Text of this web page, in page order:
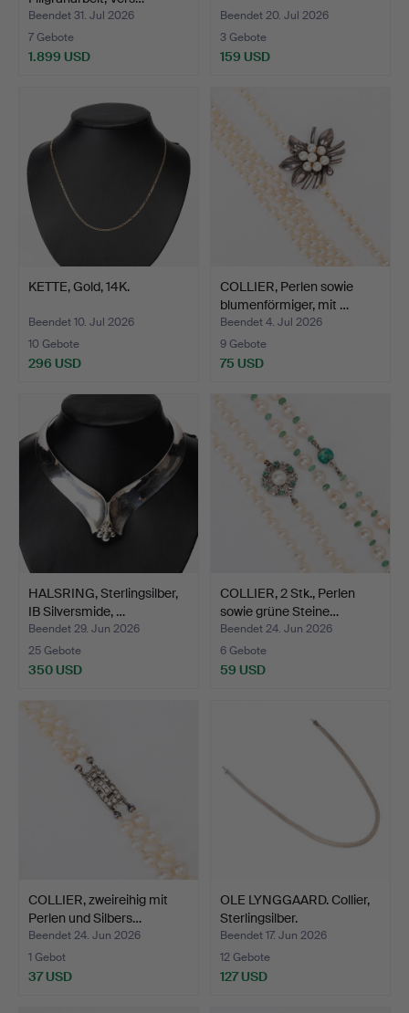
Beendet 31. Jul 2026
7 Gebote
1.899 USD
Beendet 20. Jul 2026
3 Gebote
159 USD
KETTE, Gold, 14K.
Beendet 10. Jul 2026
10 Gebote
296 USD
COLLIER, Perlen sowie
blumenförmiger, mit …
Beendet 4. Jul 2026
9 Gebote
75 USD
HALSRING, Sterlingsilber,
IB Silversmide, …
Beendet 29. Jun 2026
25 Gebote
350 USD
COLLIER, 2 Stk., Perlen
sowie grüne Steine…
Beendet 24. Jun 2026
6 Gebote
59 USD
COLLIER, zweireihig mit
Perlen und Silbers…
Beendet 24. Jun 2026
1 Gebot
37 USD
OLE LYNGGAARD. Collier,
Sterlingsilber.
Beendet 17. Jun 2026
12 Gebote
127 USD